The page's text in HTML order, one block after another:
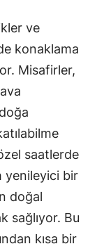
ve
konaklama
Misafirler,
saatlerde
yenileyici bir
doğal
sağlıyor. Bu
kısa bir